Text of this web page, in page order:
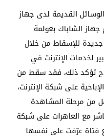
القديمة لدى جهاز
الشاباك بعولمة
للإسقاط من خلال
لخدمات الإنترنت في
تؤكد ذلك، فقد سقط من
على شبكة الإنترنت،
من مرحلة المشاهدة
مع العاهرات على شبكة
فتاة عرّفت على نفسها